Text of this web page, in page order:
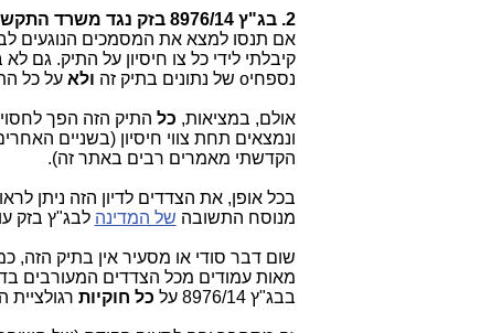
2. בג"ץ 8976/14 בזק נגד משרד התקשורת וכל שאר ספקי התקשורת (דיון חסוי באופן מאוד תמוה)
אם תנסו למצא את המסמכים הנוגעים
קיבלתי לידי כל צו חיסיון על התיק. גם
נספחיo של נתונים בתיק זה
ולאעל כל
אולם, במציאות, כל התיק הזה הפך
ונמצאים תחת צווי חיסיון (בשניים
הקדשתי מאמרים רבים באתר זה).
בכל אופן, את הצדדים לדיון הזה ניתן
מנוסח התשובה של המדינה לבג"ץ בזק
שום דבר סודי או מסעיר אין בתיק
מאות עמודים מכל הצדדים המעורבים
בבג"ץ 8976/14 על
כל חוקיות רגולציית